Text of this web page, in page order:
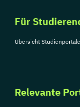
Für
Übersicht Studienportale
Relevante